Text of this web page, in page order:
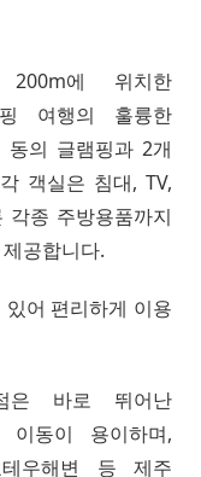
에 위치한
핑 여행의 훌륭한
의 글램핑과 2개
객실은 침대, TV,
각종 주방용품까지
공합니다.
어 편리하게 이용
은 바로 뛰어난
이동이 용이하며,
우해변 등 제주